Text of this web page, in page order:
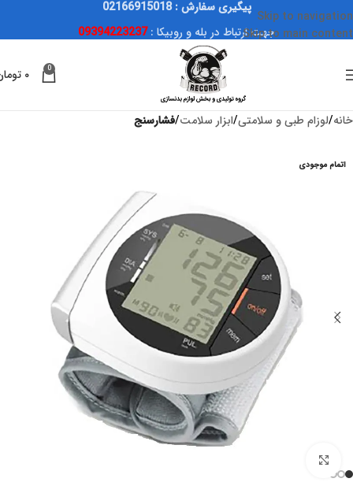
Skip to navigation
Skip to main content
پیگیری سفارش : 02166915018
جهت ارتباط در بله و روبیکا :09394223237
0 ۰
خانه لوزام طبی و سلامتی ابزار سلامت فشارسنج
اتمام موجودی